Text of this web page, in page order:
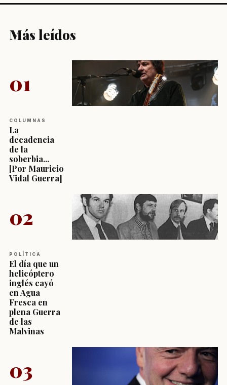
Más leídos
01
COLUMNAS
La
decadencia
de la
soberbia...
[Por Mauricio
Vidal Guerra]
02
POLÍTICA
El día que un
helicóptero
inglés cayó
en Agua
Fresca en
plena Guerra
de las
Malvinas
03